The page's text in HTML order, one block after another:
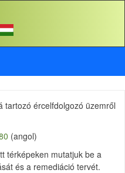
tartozó ércelfdolgozó üzemről
(angol)
térképeken mutatjuk be a
és a remediáció tervét.